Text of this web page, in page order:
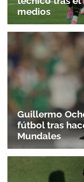
medios
Guillermo
fútbol tras
Mundales